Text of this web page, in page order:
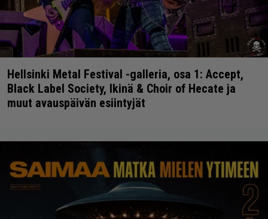
Hellsinki Metal Festival -galleria, osa 1: Accept,
Black Label Society, Ikinä & Choir of Hecate ja
muut avauspäivän esiintyjät